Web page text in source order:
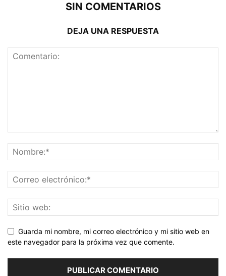
SIN COMENTARIOS
DEJA UNA RESPUESTA
Guarda mi nombre, mi correo electrónico y mi sitio web en
este navegador para la próxima vez que comente.